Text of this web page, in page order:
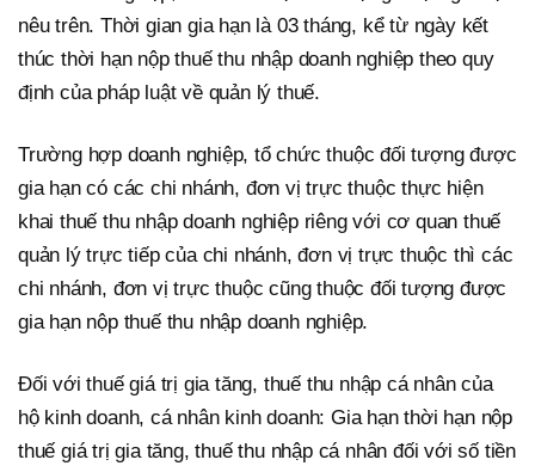
nêu trên. Thời gian gia hạn là 03 tháng, kể từ ngày kết
thúc thời hạn nộp thuế thu nhập doanh nghiệp theo quy
định của pháp luật về quản lý thuế.
Trường hợp doanh nghiệp, tổ chức thuộc đối tượng được
gia hạn có các chi nhánh, đơn vị trực thuộc thực hiện
khai thuế thu nhập doanh nghiệp riêng với cơ quan thuế
quản lý trực tiếp của chi nhánh, đơn vị trực thuộc thì các
chi nhánh, đơn vị trực thuộc cũng thuộc đối tượng được
gia hạn nộp thuế thu nhập doanh nghiệp.
Đối với thuế giá trị gia tăng, thuế thu nhập cá nhân của
hộ kinh doanh, cá nhân kinh doanh: Gia hạn thời hạn nộp
thuế giá trị gia tăng, thuế thu nhập cá nhân đối với số tiền